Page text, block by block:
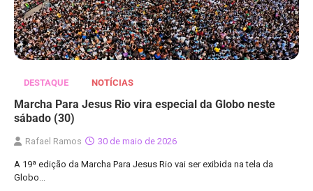
DESTAQUE NOTÍCIAS
Marcha Para Jesus Rio vira especial da Globo neste
sábado (30)
Rafael Ramos 30 de maio de 2026
A 19ª edição da Marcha Para Jesus Rio vai ser exibida na tela da
Globo…